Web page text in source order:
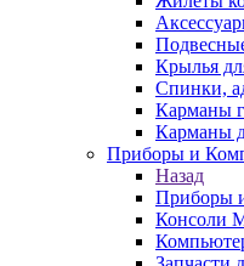
Крылья
Спинки,
Карманы
Карманы
Приборы и
Назад
Приборы
Консоли